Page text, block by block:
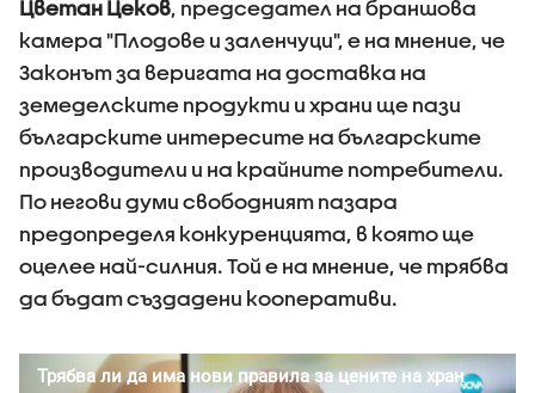
Цветан Цеков, председател на браншова
камера "Плодове и заленчуци", е на мнение, че
Законът за веригата на доставка на
земеделските продукти и храни ще пази
българските интересите на българските
производители и на крайните потребители.
По негови думи свободният пазара
предопределя конкуренцията, в която ще
оцелее най-силния. Той е на мнение, че трябва
да бъдат създадени кооперативи.